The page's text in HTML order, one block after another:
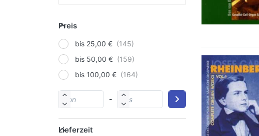
Preis
bis 25,00 €
bis 50,00 €
bis 100,00 €
-
Lieferzeit